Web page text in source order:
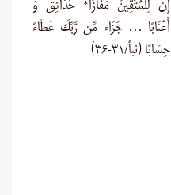
إِنَّ لِلْمُتَّقِينَ مَفَازًا* حَدَائِقَ وَ
أَعْنَابًا … جَزَاء مِّن رَّبِّكَ عَطَاءً
حِسَابًا (نبأ/۳۱-۳۶)